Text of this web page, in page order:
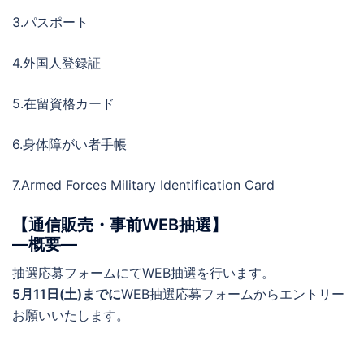
3.パスポート
4.外国人登録証
5.在留資格カード
6.身体障がい者手帳
7.Armed Forces Military Identification Card
【通信販売・事前WEB抽選】
―概要―
抽選応募フォームにてWEB抽選を行います。
5月11日(土)までにWEB抽選応募フォームからエントリー
お願いいたします。